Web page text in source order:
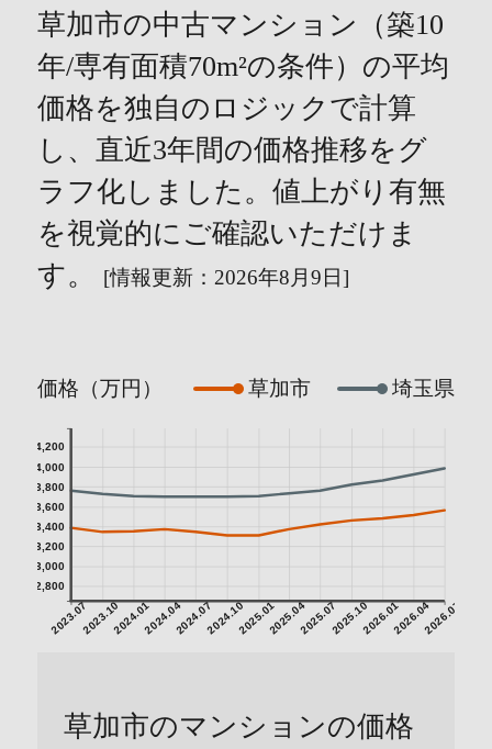
草加市の中古マンション（築10
年/専有面積70m²の条件）の平均
価格を独自のロジックで計算
し、直近3年間の価格推移をグ
ラフ化しました。値上がり有無
を視覚的にご確認いただけま
す。
[情報更新：2026年8月9日]
価格（万円） 草加市 埼玉県
2023.072023.102024.012024.042024.072024.102025.012025.042025.072025.102026.012026.042026.07
2,800
3,000
3,200
3,400
3,600
3,800
4,000
4,200
草加市のマンションの価格